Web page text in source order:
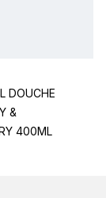
DOUCHE
&
400ML